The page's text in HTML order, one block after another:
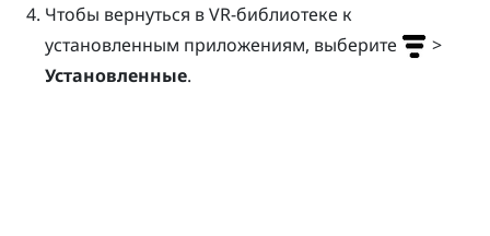
Чтобы вернуться в VR-библиотеке к
установленным приложениям, выберите
>
Установленные.